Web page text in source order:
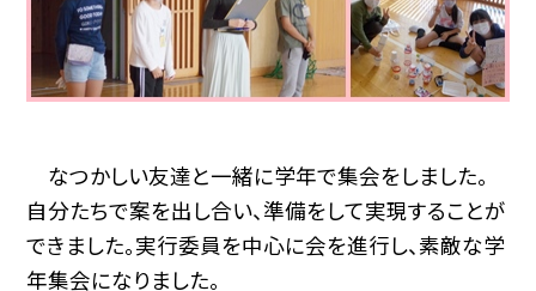
なつかしい友達と一緒に学年で集会をしました。
自分たちで案を出し合い、準備をして実現することが
できました。実行委員を中心に会を進行し、素敵な学
年集会になりました。